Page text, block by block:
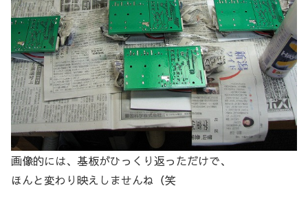
画像的には、基板がひっくり返っただけで、
ほんと変わり映えしませんね（笑